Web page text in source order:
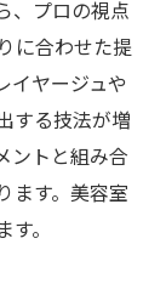
、プロの視点
に合わせた提
イヤージュや
する技法が増
ントと組み合
ます。美容室
。